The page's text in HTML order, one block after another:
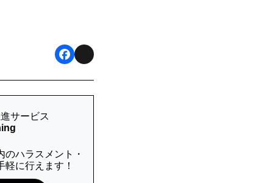
a
b
o
サービス
ハラスメント・
軽に行えます！